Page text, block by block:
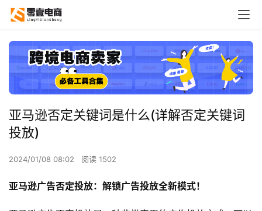
亚马逊否定关键词是什么(详解否定关键词
投放)
2024/01/08 08:02 阅读 1502
亚马逊广告否定投放： 解锁广告投放全新模式！